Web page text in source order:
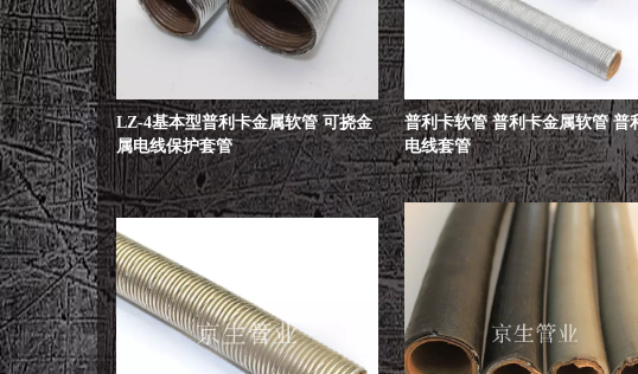
LZ-4基本型普利卡金属软管 可挠金
属电线保护套管
普利卡软管 普利卡金属软管 普
电线套管